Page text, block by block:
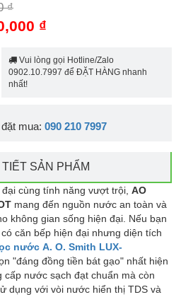
₫
₫
Vui lòng gọi Hotline/Zalo
0902.10.7997 để ĐẶT HÀNG nhanh
nhất!
mua: 090 210 7997
SẢN PHẨM
cùng tính năng vượt trội, AO
mang đến nguồn nước an toàn và
không gian sống hiện đại. Nếu bạn
căn bếp hiện đại nhưng diện tích
nước A. O. Smith LUX-
"đáng đồng tiền bát gạo" nhất hiện
cấp nước sạch đạt chuẩn mà còn
dụng với vòi nước hiển thị TDS và